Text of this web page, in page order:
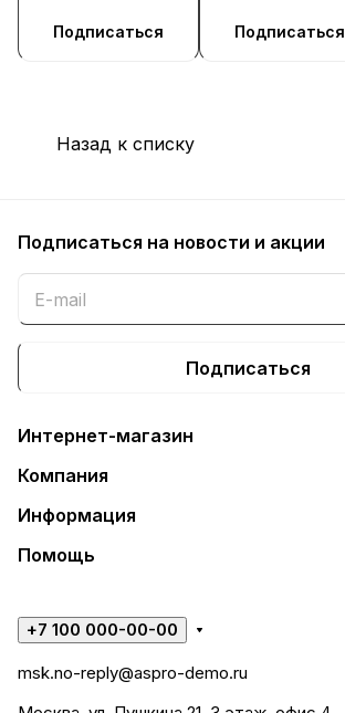
Подписаться Подписаться
Назад к списку
Подписаться на новости и акции
Подписаться
Интернет-магазин
Компания
Информация
Помощь
+7 100 000-00-00
msk.no-reply@aspro-demo.ru